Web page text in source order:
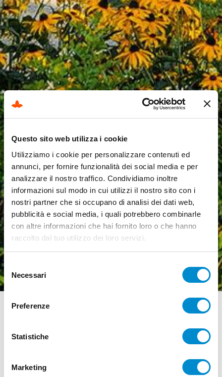
Questo sito web utilizza i cookie
Utilizziamo i cookie per personalizzare contenuti ed
annunci, per fornire funzionalità dei social media e per
analizzare il nostro traffico. Condividiamo inoltre
informazioni sul modo in cui utilizzi il nostro sito con i
nostri partner che si occupano di analisi dei dati web,
pubblicità e social media, i quali potrebbero combinarle
con altre informazioni che hai fornito loro o che hanno
raccolto dal tuo utilizzo dei loro servizi.
Selezione
delNecessari
Preferenze
Statistiche
Marketing
Happy Village Autumn
Goditi la calma e i colori dell’autunno al mare! Con
l’offertaHappy Village Autumn
puoi prolungare la
giorni resti, meno paghi. Un’occasione perfetta per
vivere il comfort dei nostri alloggi immersi nel verde,